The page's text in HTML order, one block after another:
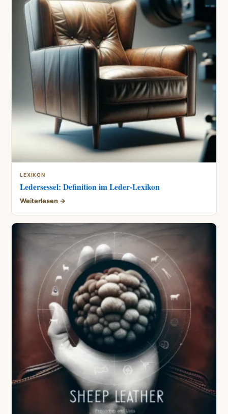
LEXIKON
Ledersessel: Definition im Leder-Lexikon
Weiterlesen →